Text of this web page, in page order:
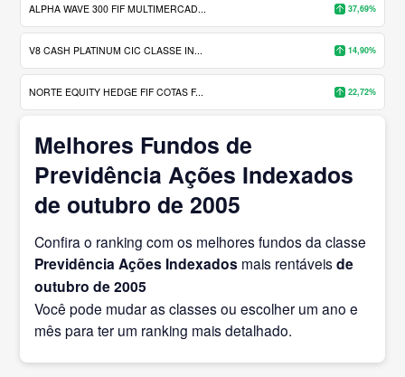
ALPHA WAVE 300 FIF MULTIMERCAD... 37,69%
V8 CASH PLATINUM CIC CLASSE IN... 14,90%
NORTE EQUITY HEDGE FIF COTAS F... 22,72%
Melhores Fundos de
Previdência Ações Indexados
de outubro de 2005
Confira o ranking com os melhores fundos da classe
Previdência Ações Indexados mais rentáveisde
outubro de 2005
Você pode mudar as classes ou escolher um ano e
mês para ter um ranking mais detalhado.